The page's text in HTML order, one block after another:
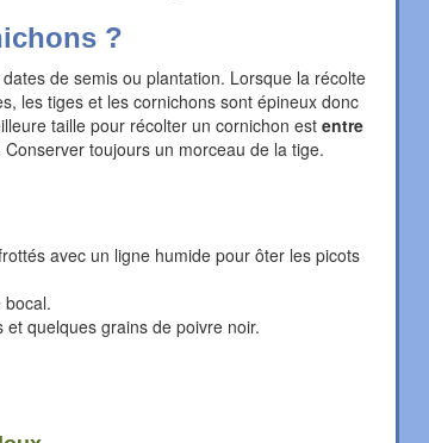
?
de semis ou plantation. Lorsque la récolte
les tiges et les cornichons sont épineux donc
taille pour récolter un cornichon est entre
toujours un morceau de la tige.
avec un ligne humide pour ôter les picots
bocal.
quelques grains de poivre noir.